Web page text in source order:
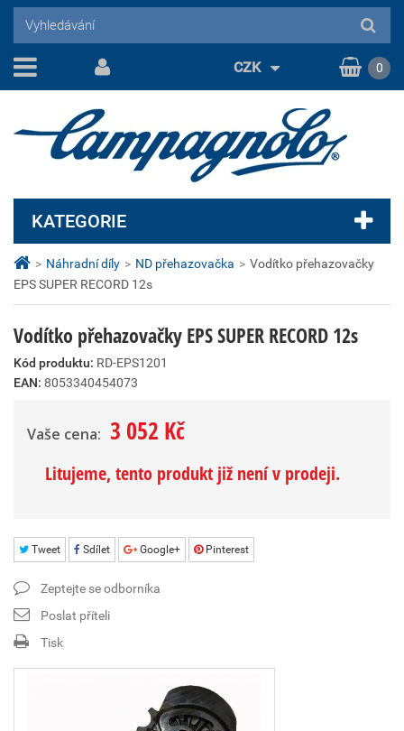
> Náhradní díly > ND přehazovačka > Vodítko přehazovačky
EPS SUPER RECORD 12s
Vodítko přehazovačky EPS SUPER RECORD 12s
Kód produktu: RD-EPS1201
EAN: 8053340454073
Vaše cena: 3 052 Kč
Litujeme, tento produkt již není v prodeji.
Tweet Sdílet Google+ Pinterest
Zeptejte se odborníka
Poslat příteli
Tisk
KATEGORIE
CZK 0